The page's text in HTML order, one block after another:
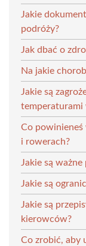
Jakie
podróży?
Jak dbać o
Na jakie
Jakie są
temperaturami
Co powinieneś
i rowerach?
Jakie są
Jakie są
Jakie są
kierowców?
Co zrobić, aby